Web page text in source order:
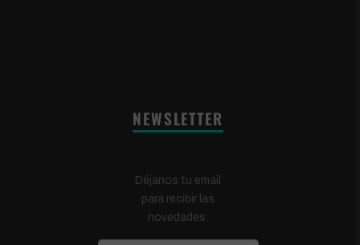
NEWSLETTER
Déjanos tu email
para recibir las
novedades: